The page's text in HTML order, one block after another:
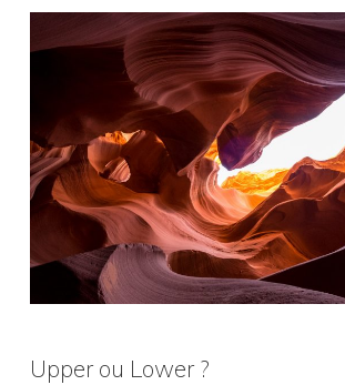
Upper ou Lower ?